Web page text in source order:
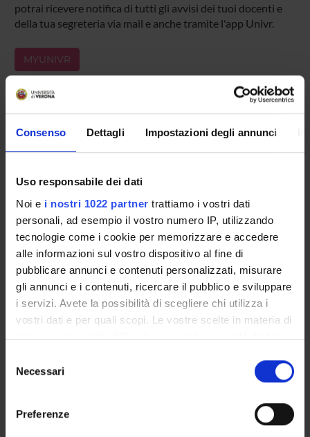
Consenso Dettagli Impostazioni degli annunci
Uso responsabile dei dati
Noi e i nostri 1022 partner trattiamo i vostri dati
personali, ad esempio il vostro numero IP, utilizzando
tecnologie come i cookie per memorizzare e accedere
alle informazioni sul vostro dispositivo al fine di
pubblicare annunci e contenuti personalizzati, misurare
gli annunci e i contenuti, ricercare il pubblico e sviluppare
i servizi. Avete la possibilità di scegliere chi utilizza i
vostri dati e per quali scopi. Le vostre scelte in materia di
privacy sono applicabili solo su questa proprietà digitale
modificare o revocare il proprio consenso in qualsiasi
momento dalla Dichiarazione sui cookie o facendo clic
delNecessari
Preferenze
potrai ricevere notifica di tutti gli avvisi dei tuoi docenti e
della tua segreteria via mail e anche tramite l'app Univr.
MYUNIVR
Come iscriversi
Calendario didattico
Calendario esami
Bacheca avvisi
Proposte tesi e stage
Organi collegiali e di governo
Docenti
CORSI DI STUDIO
DOTTORATI, MASTER E FORMAZIONE SUPERIORE